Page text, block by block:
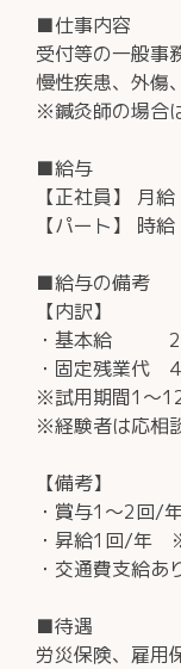
■仕事内容
受付等の一般事
慢性疾患、外傷
※鍼灸師の場合
■給与
【正社員】 月
【パート】 時
■給与の備考
【内訳】
・基本給
・固定残業代
※試用期間1～
※経験者は応相
【備考】
・賞与1～2回
・昇給1回/年
・交通費支給あ
■待遇
労災保険、雇用